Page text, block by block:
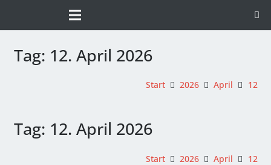
Tag: 12. April 2026
Start 2026 April 12
Tag: 12. April 2026
Start 2026 April 12